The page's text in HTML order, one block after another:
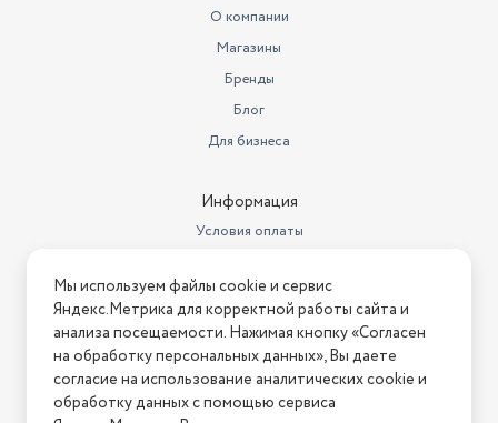
О компании
Магазины
Бренды
Блог
Для бизнеса
Информация
Условия оплаты
Условия возврата
Нашли ошибку на сайте? Напишите нам
2026 © Интернет-магазин "АстМаркет". У нас есть всё!
Мы используем файлы cookie и сервис
Яндекс.Метрика для корректной работы сайта и
анализа посещаемости. Нажимая кнопку «Согласен
на обработку персональных данных», Вы даете
согласие на использование аналитических cookie и
обработку данных с помощью сервиса